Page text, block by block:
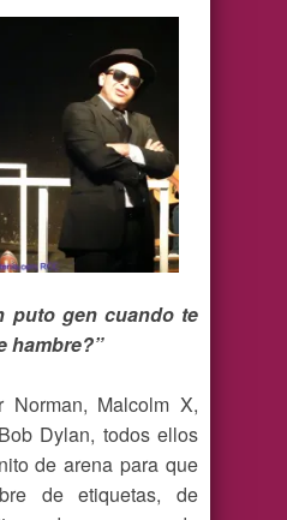
puto gen cuando te
hambre?”
Norman, Malcolm X,
Dylan, todos ellos
de arena para que
de etiquetas, de